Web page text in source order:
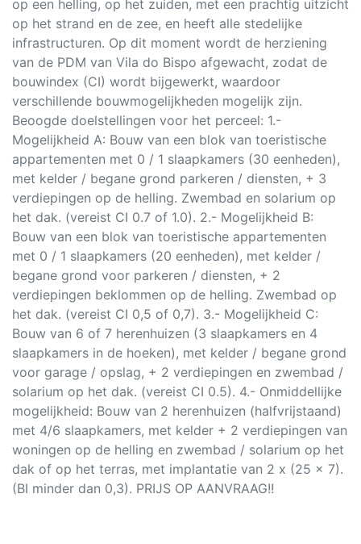
op een helling, op het zuiden, met een prachtig uitzicht
op het strand en de zee, en heeft alle stedelijke
infrastructuren. Op dit moment wordt de herziening
van de PDM van Vila do Bispo afgewacht, zodat de
bouwindex (CI) wordt bijgewerkt, waardoor
verschillende bouwmogelijkheden mogelijk zijn.
Beoogde doelstellingen voor het perceel: 1.-
Mogelijkheid A: Bouw van een blok van toeristische
appartementen met 0 / 1 slaapkamers (30 eenheden),
met kelder / begane grond parkeren / diensten, + 3
verdiepingen op de helling. Zwembad en solarium op
het dak. (vereist CI 0.7 of 1.0). 2.- Mogelijkheid B:
Bouw van een blok van toeristische appartementen
met 0 / 1 slaapkamers (20 eenheden), met kelder /
begane grond voor parkeren / diensten, + 2
verdiepingen beklommen op de helling. Zwembad op
het dak. (vereist CI 0,5 of 0,7). 3.- Mogelijkheid C:
Bouw van 6 of 7 herenhuizen (3 slaapkamers en 4
slaapkamers in de hoeken), met kelder / begane grond
voor garage / opslag, + 2 verdiepingen en zwembad /
solarium op het dak. (vereist CI 0.5). 4.- Onmiddellijke
mogelijkheid: Bouw van 2 herenhuizen (halfvrijstaand)
met 4/6 slaapkamers, met kelder + 2 verdiepingen van
woningen op de helling en zwembad / solarium op het
dak of op het terras, met implantatie van 2 x (25 x 7).
(BI minder dan 0,3). PRIJS OP AANVRAAG!!